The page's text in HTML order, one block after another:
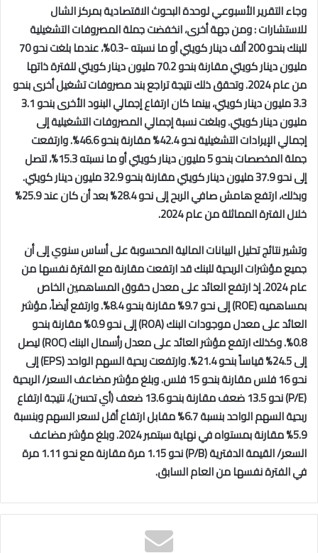
وجاء التقرير الأسبوعي لوحدة البحوث الاقتصادية بمركز الشال
للاستشارات :ومن جهة أخرى، انخفضت جملة المصروفات التشغيلية
للبنك بنحو 200 ألف دينار كويتي أو ما نسبته -0.3%، عندما بلغت نحو 70
مليون دينار كويتي مقارنة بنحو 70.2 مليون دينار كويتي للفترة ذاتها
من عام 2024. وتحقق ذلك نتيجة تراجع بند مصروفات تشغيل أخرى بنحو
3.3 مليون دينار كويتي، بينما كان ارتفاع إجمالي البنود الأخرى بنحو 3.1
مليون دينار كويتي. وبلغت نسبة إجمالي المصروفات التشغيلية إلى
إجمالي الإيرادات التشغيلية نحو 42.4% مقارنة بنحو 46.6%. وارتفعت
جملة المخصصات بنحو 5 مليون دينار كويتي أو ما نسبته 15.3%، لتصل
إلى نحو 37.9 مليون دينار كويتي مقارنة بنحو 32.9 مليون دينار كويتي.
وبذلك، ارتفع هامش صافي الربح إلى نحو 28.4% بعد أن كان عند 25.9%
خلال الفترة المماثلة من عام 2024.
وتشير نتائج تحليل البيانات المالية المحسوبة على أساس سنوي إلى أن
جميع مؤشرات الربحية للبنك قد ارتفعت مقارنة مع الفترة نفسها من
عام 2024. إذ ارتفع العائد على معدل حقوق المساهمين الخاص
بمساهميه (ROE
) إلى نحو 9.7% مقارنة بنحو 8.4%. وارتفع أيضاً، مؤشر
العائد على معدل موجودات البنك (ROA
) إلى نحو 0.9% مقارنة بنحو
0.8%. وكذلك ارتفع مؤشر العائد على معدل رأسمال البنك (
ROC) ليصل
إلى 24.5% قياساً بنحو 21.4%. وارتفعت ربحية السهم الواحد (
EPS) إلى
نحو 16 فلس مقارنة بنحو 15 فلس. وبلغ مؤشر مضاعف السعر/ الربحية
(
P/E
) نحو 13.5 ضعف مقارنة بنحو 13.6 ضعف (أي تحسن)، نتيجة ارتفاع
ربحية السهم الواحد بنسبة 6.7% مقابل ارتفاع أقل لسعر السهم وبنسبة
5.9% مقارنة بمستواه في نهاية سبتمبر 2024. وبلغ مؤشر مضاعف
السعر/ القيمة الدفترية (P/B
) نحو 1.15 مرة مقارنة مع نحو 1.11 مرة
في الفترة نفسها من العام السابق.